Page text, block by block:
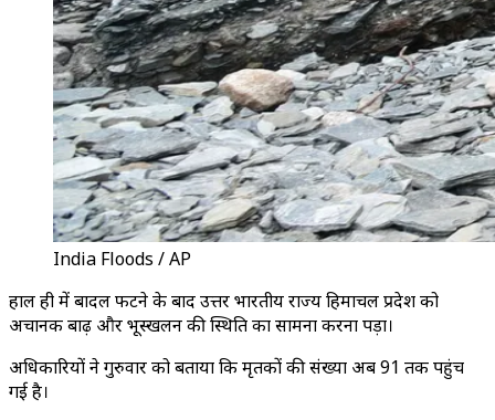
India Floods / AP
हाल ही में बादल फटने के बाद उत्तर भारतीय राज्य हिमाचल प्रदेश को
अचानक बाढ़ और भूस्खलन की स्थिति का सामना करना पड़ा।
अधिकारियों ने गुरुवार को बताया कि मृतकों की संख्या अब 91 तक पहुंच
गई है।